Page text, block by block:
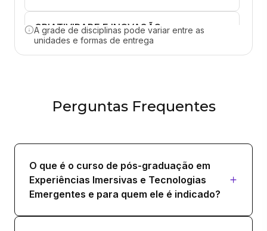
CRIATIVIDADE E INOVAÇÃO
ORGANIZACIONAL
36 horas
INTELLIGENCE
36 horas
GOVERNANÇA, PREPARAÇÃO E
A grade de disciplinas pode variar entre as
unidades e formas de entrega
Perguntas Frequentes
O que é o curso de pós-graduação em
Experiências Imersivas e Tecnologias
Emergentes e para quem ele é indicado?